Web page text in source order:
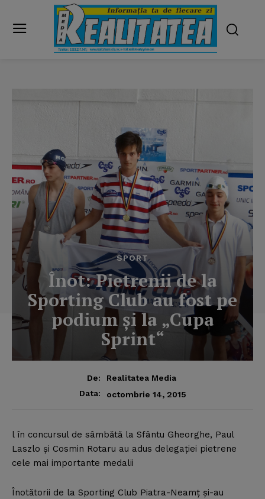
SPORT
Înot: Pietrenii de la
Sporting Club au fost pe
podium şi la „Cupa
Sprint“
De:
Realitatea Media
Data:
octombrie 14, 2015
l în concursul de sâmbătă la Sfântu Gheorghe, Paul
Laszlo şi Cosmin Rotaru au adus delegaţiei pietrene
cele mai importante medalii
Înotătorii de la Sporting Club Piatra-Neamţ şi-au